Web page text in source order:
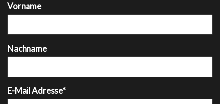
Vorname
Nachname
E-Mail Adresse*